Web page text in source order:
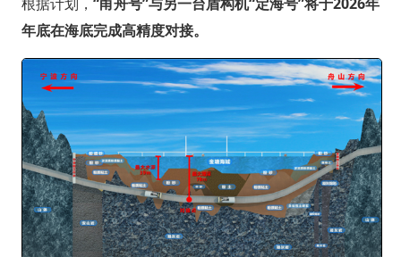
年底在海底完成高精度对接。